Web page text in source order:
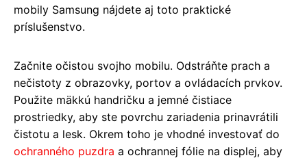
mobily Samsung nájdete aj toto praktické
príslušenstvo.
Začnite očistou svojho mobilu. Odstráňte prach a
nečistoty z obrazovky, portov a ovládacích prvkov.
Použite mäkkú handričku a jemné čistiace
prostriedky, aby ste povrchu zariadenia prinavrátili
čistotu a lesk. Okrem toho je vhodné investovať do
ochranného puzdra a ochrannej fólie na displej, aby